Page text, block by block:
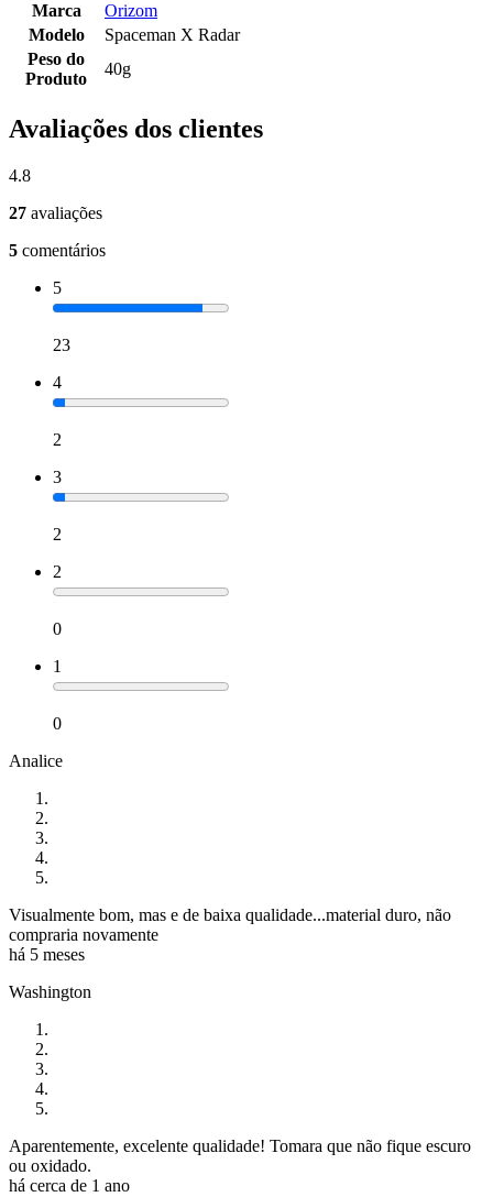
Marca
Orizom
Modelo
Spaceman X Radar
Peso do
Produto
40g
Avaliações dos clientes
4.8
27 avaliações
5 comentários
5
23
4
2
3
2
2
0
1
0
Analice
Visualmente bom, mas e de baixa qualidade...material duro, não
compraria novamente
há 5 meses
Washington
Aparentemente, excelente qualidade! Tomara que não fique escuro
ou oxidado.
há cerca de 1 ano